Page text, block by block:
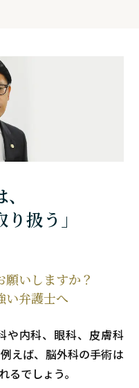
扱う」
願いしますか？
い弁護士へ
や内科、眼科、皮膚科
えば、脳外科の手術は
るでしょう。